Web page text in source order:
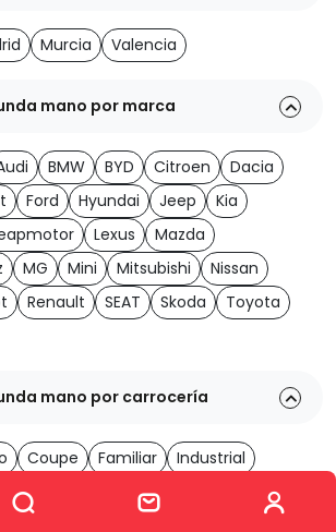
Ver los 2060 coches
Murcia Valencia
mano por marca
BMW BYD Citroen
Dacia
Ford Hyundai Jeep
Kia
Lexus
Mazda
MG Mini Mitsubishi
Nissan
Renault SEAT Skoda
Toyota
mano por carrocería
Coupe Familiar
Industrial
Todoterreno